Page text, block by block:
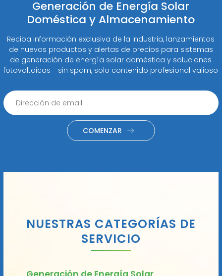
Generación de Energía Solar
Doméstica y Almacenamiento
Reciba información exclusiva de la industria, lanzamientos
de nuevos productos y alertas de precios para sistemas
de generación de energía solar doméstica y soluciones
fotovoltaicas - sin spam, solo contenido profesional valioso
COMENZAR
NUESTRAS CATEGORÍAS DE
SERVICIO